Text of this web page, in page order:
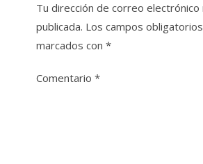
Tu dirección de correo electrónico
publicada. Los campos
marcados con*
Comentario*